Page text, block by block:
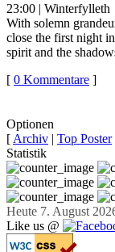
23:00 | Winterfylleth
With solemn
close the first night
spirit and the
[ 0 Kommentare ]
Optionen
[ Archiv | Top Poster
Statistik
Heute 7. August
Like us @